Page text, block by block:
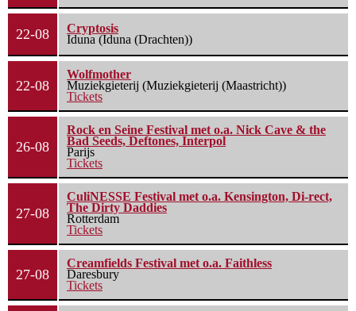
22-08
Cryptosis
Iduna (Iduna (Drachten))
22-08
Wolfmother
Muziekgieterij (Muziekgieterij (Maastricht))
Tickets
26-08
Rock en Seine Festival met o.a. Nick Cave & the
Bad Seeds, Deftones, Interpol
Parijs
Tickets
27-08
CuliNESSE Festival met o.a. Kensington, Di-rect,
The Dirty Daddies
Rotterdam
Tickets
27-08
Creamfields Festival met o.a. Faithless
Daresbury
Tickets